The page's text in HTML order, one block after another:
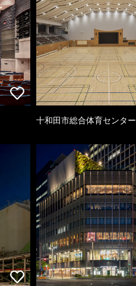
十和田市総合体育センター